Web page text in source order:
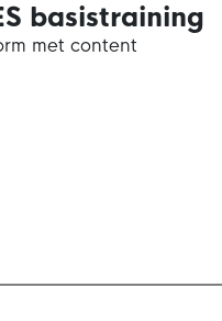
basistraining
met content